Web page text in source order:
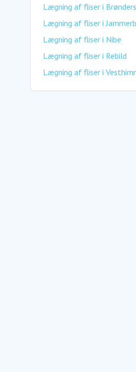
Lægning af fliseri
Lægning af fliseri
Lægning af fliseri Nibe
Lægning af fliseri Rebild
Lægning af fliseri